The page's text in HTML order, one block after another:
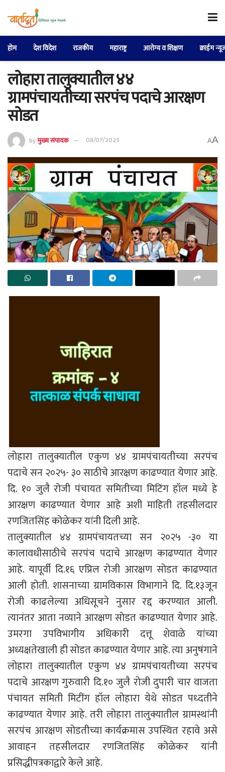
होम देश विदेश राजकीय महाराष्ट्र आरोग्य व शिक्षण क्राईम
लोहारा तालुक्यातील ४४
ग्रामपंचायतीच्या सरपंच पदाचे आरक्षण
सोडत
byमुख्य संपादक 08/07/2025 AA
लोहारा तालुक्यातील एकुण ४४ ग्रामपंचायतीच्या सरपंच
पदाचे सन २०२५- ३० साठीचे आरक्षण काढण्यात येणार आहे.
दि. १० जुलै रोजी पंचायत समितीच्या मिटिंग हॉल मध्ये हे
आरक्षण काढण्यात येणार आहे अशी माहिती तहसीलदार
रणजितसिंह कोळेकर यांनी दिली आहे.
तालुक्यातील ४४ ग्रामपंचायतच्या सन २०२५ -३० या
कालावधीसाठीचे सरपंच पदाचे आरक्षण काढण्यात येणार
आहे. यापूर्वी दि.१६ एप्रिल रोजी आरक्षण सोडत काढण्यात
आली होती. शासनाच्या ग्रामविकास विभागाने दि. दि.१३जून
रोजी काढलेल्या अधिसूचने नुसार रद्द करण्यात आली.
त्यानंतर आता नव्याने आरक्षण सोडत काढण्यात येणार आहे.
उमरगा उपविभागीय अधिकारी दत्तू शेवाळे यांच्या
अध्यक्षतेखाली ही सोडत काढण्यात येणार आहे. त्या अनुषंगाने
लोहारा तालुक्यातील एकुण ४४ ग्रामपंचायतीच्या सरपंच
पदाचे आरक्षण गुरुवारी दि.१० जुलै रोजी दुपारी चार वाजता
पंचायत समिती मिटींग हॉल लोहारा येथे सोडत पध्दतीने
काढण्यात येणार आहे. तरी लोहारा तालुक्यातील ग्रामस्थांनी
सरपंच आरक्षण सोडतीच्या कार्यक्रमास उपस्थित रहावे असे
आवाहन तहसीलदार रणजितसिंह कोळेकर यांनी
प्रसिद्धीपत्रकाद्वारे केले आहे.